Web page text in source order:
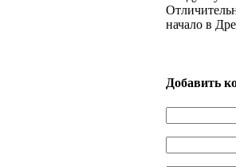
начало в
Добавить